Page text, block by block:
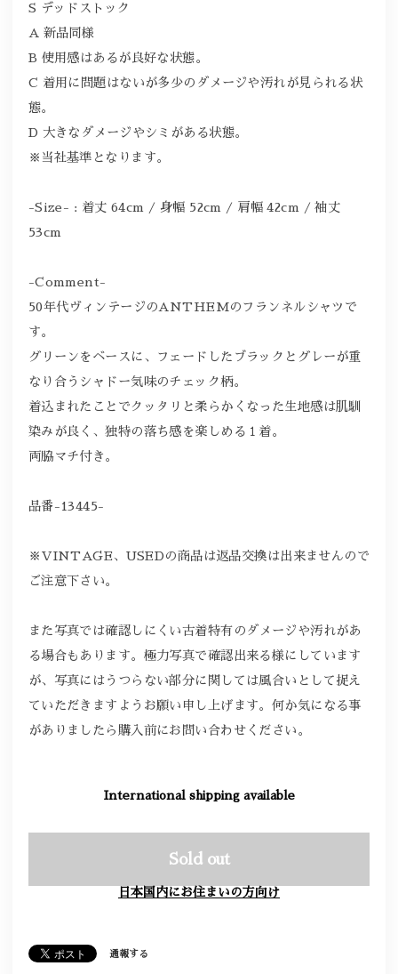
S デッドストック
A 新品同様
B 使用感はあるが良好な状態。
C 着用に問題はないが多少のダメージや汚れが見られる状
態。
D 大きなダメージやシミがある状態。
※当社基準となります。
-Size- : 着丈 64cm / 身幅 52cm / 肩幅 42cm / 袖丈
53cm
-Comment-
50年代ヴィンテージのANTHEMのフランネルシャツで
す。
グリーンをベースに、フェードしたブラックとグレーが重
なり合うシャドー気味のチェック柄。
着込まれたことでクッタリと柔らかくなった生地感は肌馴
染みが良く、独特の落ち感を楽しめる１着。
両脇マチ付き。
品番-13445-
※VINTAGE、USEDの商品は返品交換は出来ませんので
ご注意下さい。
また写真では確認しにくい古着特有のダメージや汚れがあ
る場合もあります。極力写真で確認出来る様にしています
が、写真にはうつらない部分に関しては風合いとして捉え
ていただきますようお願い申し上げます。何か気になる事
がありましたら購入前にお問い合わせください。
International shipping available
Sold out
日本国内にお住まいの方向け
通報する